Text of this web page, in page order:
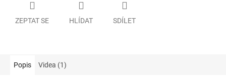
ZEPTAT SE HLÍDAT SDÍLET
Popis Videa (1)